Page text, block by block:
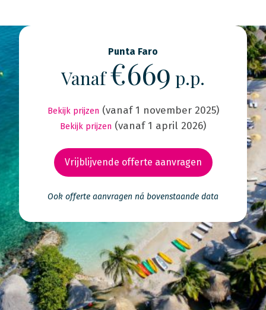
Punta Faro
Vanaf€669 p.p.
Bekijk prijzen (vanaf 1 november 2025)
Bekijk prijzen (vanaf 1 april 2026)
Vrijblijvende offerte aanvragen
Ook offerte aanvragen ná bovenstaande data